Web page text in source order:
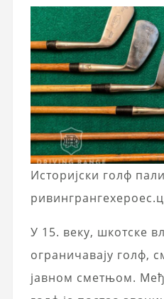
Историјски голф
У 15. веку, шкотске
ограничавају голф,
јавном сметњом.